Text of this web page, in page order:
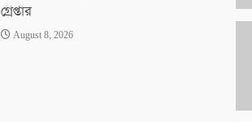
গ্রেপ্তার
August 8, 2026